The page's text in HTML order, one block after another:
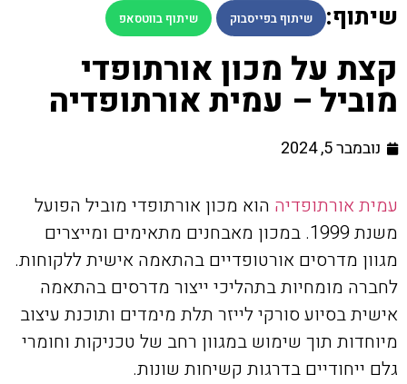
שיתוף: שיתוף בפייסבוק שיתוף בווטסאפ
קצת על מכון אורתופדי
מוביל – עמית אורתופדיה
נובמבר 5, 2024
עמית אורתופדיה הוא מכון אורתופדי מוביל הפועל
משנת 1999. במכון מאבחנים מתאימים ומייצרים
מגוון מדרסים אורטופדיים בהתאמה אישית ללקוחות.
לחברה מומחיות בתהליכי ייצור מדרסים בהתאמה
אישית בסיוע סורקי לייזר תלת מימדים ותוכנת עיצוב
מיוחדות תוך שימוש במגוון רחב של טכניקות וחומרי
גלם ייחודיים בדרגות קשיחות שונות.